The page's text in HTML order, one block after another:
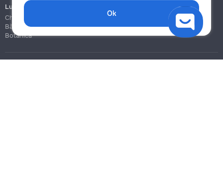
Ok
Lucrări de construcție și instalare
Chișinău
Bălți
Botanica